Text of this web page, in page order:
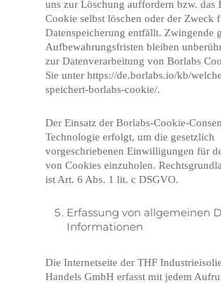
uns zur Löschung auffordern bzw. das
Cookie selbst löschen oder der Zweck
Datenspeicherung entfällt. Zwingende
Aufbewahrungsfristen bleiben
zur Datenverarbeitung von Borlabs
Sie unter https://de.borlabs.io/kb/
speichert-borlabs-cookie/.
Der Einsatz der Borlabs-Cookie-
Technologie erfolgt, um die gesetzlich
vorgeschriebenen Einwilligungen für
von Cookies einzuholen.
ist Art. 6 Abs. 1 lit. c DSGVO.
Erfassung von allgemeinen
Informationen
Die Internetseite der THF
Handels GmbH erfasst mit jedem